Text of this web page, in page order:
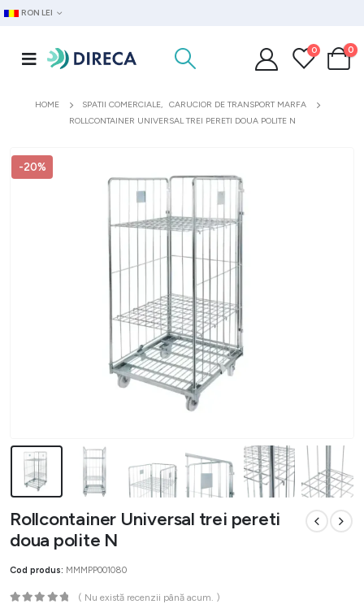
RON LEI
0 0
HOME SPATII COMERCIALE,
CARUCIOR DE TRANSPORT MARFA
ROLLCONTAINER UNIVERSAL TREI PERETI DOUA POLITE N
-20%
Rollcontainer Universal trei pereti
doua polite N
Cod produs: MMMPP001080
( Nu există recenzii până acum. )